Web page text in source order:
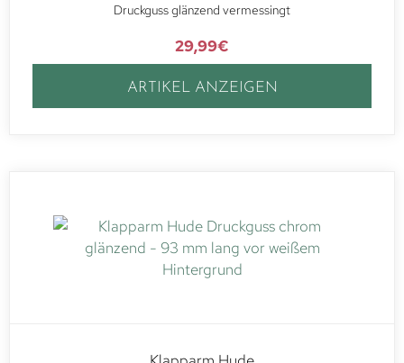
Druckguss glänzend vermessingt
29,99€
ARTIKEL ANZEIGEN